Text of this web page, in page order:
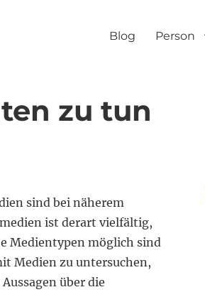
Blog Person
zu tun
sind bei näherem
ist derart vielfältig,
Medientypen möglich sind
Medien zu untersuchen,
über die